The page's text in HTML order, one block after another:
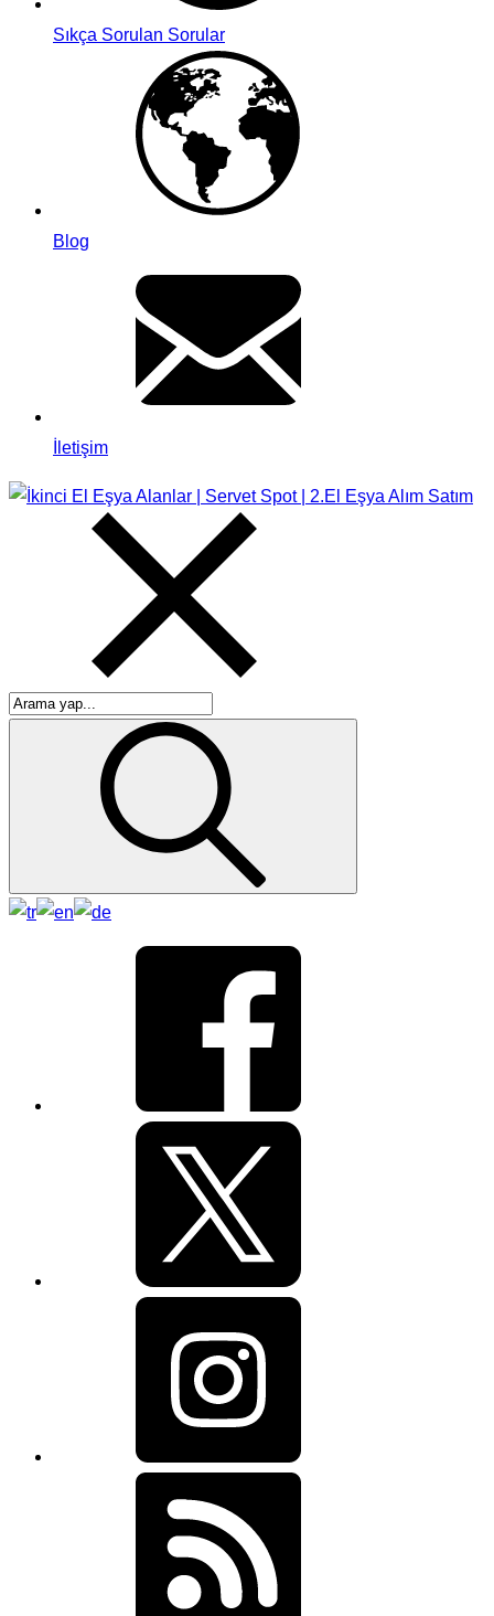
Sıkça Sorulan Sorular
Blog
İletişim